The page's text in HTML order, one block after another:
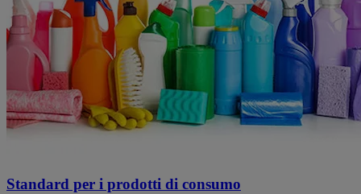
Standard per i prodotti di consumo